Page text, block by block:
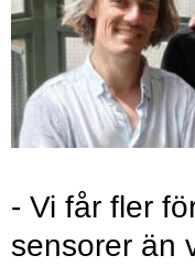
- Vi får fler
sensorer än